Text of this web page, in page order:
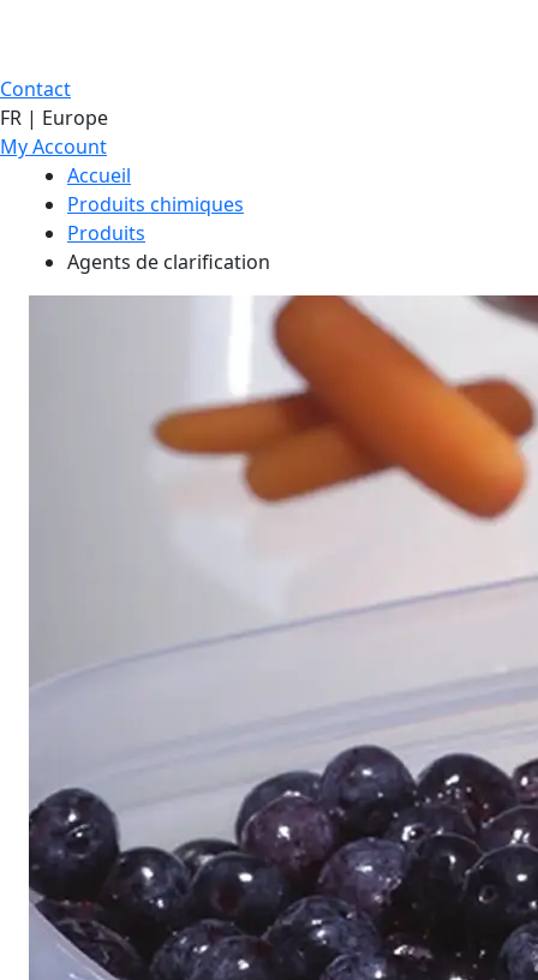
Contact
FR | Europe
My Account
Accueil
Produits chimiques
Produits
Agents de clarification